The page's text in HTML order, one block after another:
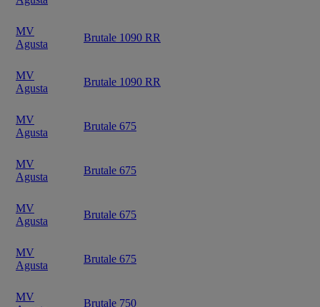
MV
Agusta
Brutale 1090 RR
MV
Agusta
Brutale 1090 RR
MV
Agusta
Brutale 675
MV
Agusta
Brutale 675
MV
Agusta
Brutale 675
MV
Agusta
Brutale 675
MV
Brutale 750